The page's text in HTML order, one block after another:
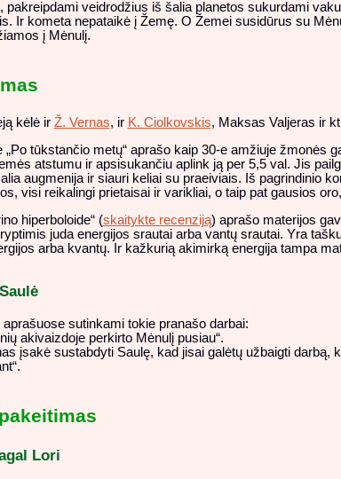
pakreipdami veidrodžius iš šalia planetos sukurdami
Ir kometa nepataikė į Žemę. O Žemei susidūrus su
į Mėnulį.
kėlė ir Ž. Vernas, ir K. Ciolkovskis, Maksas Valjeras ir
„Po tūkstančio metų“ aprašo kaip 30-e amžiuje žmonės
atstumu ir apsisukančiu aplink ją per 5,5 val. Jis
augmenija ir siauri keliai su praeiviais. Iš pagrindinio
visi reikalingi prietaisai ir varikliai, o taip pat gausios
hiperboloide“ (skaitykte recenziją) aprašo materijos
juda energijos srautai arba vantų srautai. Yra
arba kvantų. Ir kažkurią akimirką energija tampa
sutinkami tokie pranašo darbai:
akivaizdoje perkirto Mėnulį pusiau“.
įsakė sustabdyti Saulę, kad jisai galėtų užbaigti darbą,
Lori